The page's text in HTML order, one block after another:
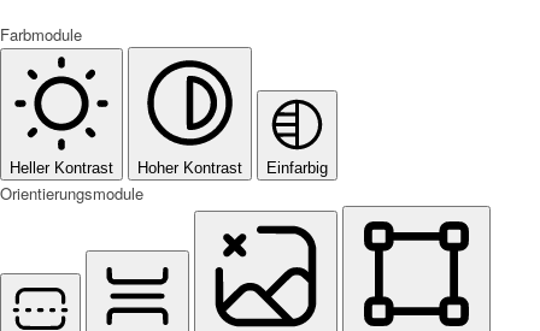
Farbmodule
Heller Kontrast Hoher Kontrast Einfarbig
Orientierungsmodule